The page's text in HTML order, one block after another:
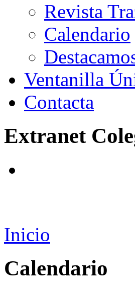
Revista
Calendario
Ventanilla
Contacta
Extranet
Inicio
Calendario